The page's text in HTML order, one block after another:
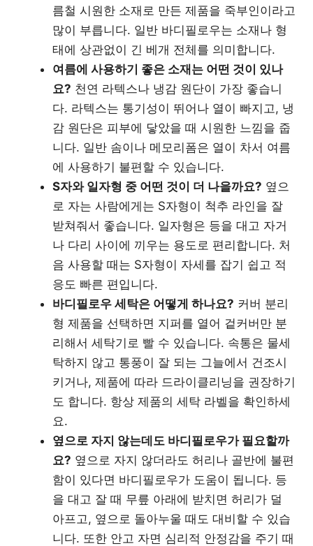
름철 시원한 소재로 만든 제품을 죽부인이라고
많이 부릅니다. 일반 바디필로우는 소재나 형
태에 상관없이 긴 베개 전체를 의미합니다.
여름에 사용하기 좋은 소재는 어떤 것이 있나
요? 천연 라텍스나 냉감 원단이 가장 좋습니
다. 라텍스는 통기성이 뛰어나 열이 빠지고, 냉
감 원단은 피부에 닿았을 때 시원한 느낌을 줍
니다. 일반 솜이나 메모리폼은 열이 차서 여름
에 사용하기 불편할 수 있습니다.
S자와 일자형 중 어떤 것이 더 나을까요? 옆으
로 자는 사람에게는 S자형이 척추 라인을 잘
받쳐줘서 좋습니다. 일자형은 등을 대고 자거
나 다리 사이에 끼우는 용도로 편리합니다. 처
음 사용할 때는 S자형이 자세를 잡기 쉽고 적
응도 빠른 편입니다.
바디필로우 세탁은 어떻게 하나요? 커버 분리
형 제품을 선택하면 지퍼를 열어 겉커버만 분
리해서 세탁기로 빨 수 있습니다. 속통은 물세
탁하지 않고 통풍이 잘 되는 그늘에서 건조시
키거나, 제품에 따라 드라이클리닝을 권장하기
도 합니다. 항상 제품의 세탁 라벨을 확인하세
요.
옆으로 자지 않는데도 바디필로우가 필요할까
요? 옆으로 자지 않더라도 허리나 골반에 불편
함이 있다면 바디필로우가 도움이 됩니다. 등
을 대고 잘 때 무릎 아래에 받치면 허리가 덜
아프고, 옆으로 돌아누울 때도 대비할 수 있습
니다. 또한 안고 자면 심리적 안정감을 주기 때